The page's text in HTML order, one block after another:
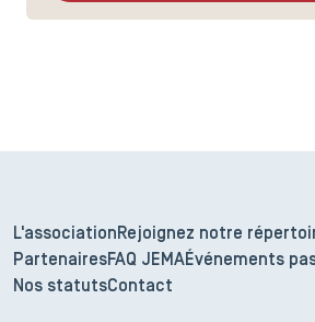
L'association Rejoignez notre
PartenairesFAQ JEMAÉvénements
Nos statutsContact